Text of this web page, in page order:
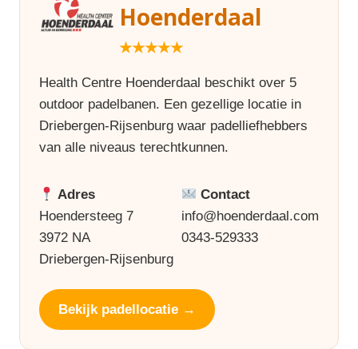
Hoenderdaal
★★★★★
Health Centre Hoenderdaal beschikt over 5
outdoor padelbanen. Een gezellige locatie in
Driebergen-Rijsenburg waar padelliefhebbers
van alle niveaus terechtkunnen.
Adres
Hoendersteeg 7
3972 NA
Driebergen-Rijsenburg
Contact
info@hoenderdaal.com
0343-529333
Bekijk padellocatie →